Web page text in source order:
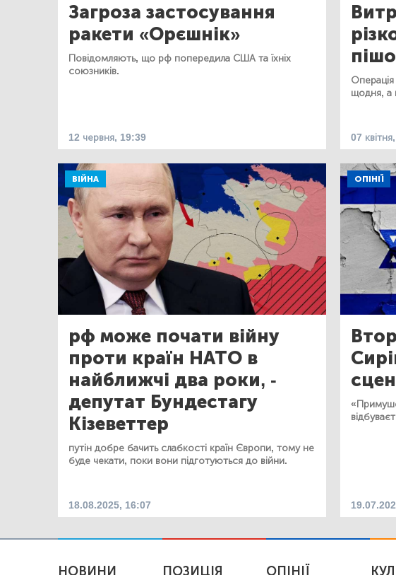
Загроза застосування
ракети «Орєшнік»
Повідомляють, що рф попередила США та їхніх
союзників.
12 червня, 19:39
Операція
щодня, а
07
ВІЙНА
рф може почати війну
проти країн НАТО в
найближчі два роки, -
депутат Бундестагу
Кізеветтер
путін добре бачить слабкості країн Європи, тому не
буде чекати, поки вони підготуються до війни.
18.08.2025, 16:07
ОПІНІЇ
НОВИНИ ПОЗИЦІЯ ОПІНІЇ